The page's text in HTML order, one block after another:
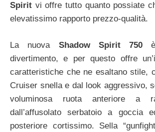
Spirit vi offre tutto quanto possiate
elevatissimo rapporto prezzo-qualità.
La nuova Shadow Spirit 750
divertimento, e per questo offre
caratteristiche che ne esaltano stile,
Cruiser snella e dal look aggressivo,
voluminosa ruota anteriore a
dall’affusolato serbatoio a goccia
posteriore cortissimo. Sella